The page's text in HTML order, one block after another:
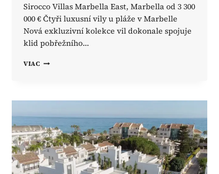
Sirocco Villas Marbella East, Marbella od 3 300
000 € Čtyři luxusní vily u pláže v Marbelle
Nová exkluzivní kolekce vil dokonale spojuje
klid pobřežního…
VIAC SIROCCO